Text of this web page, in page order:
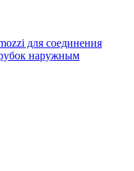
для соединения
наружным